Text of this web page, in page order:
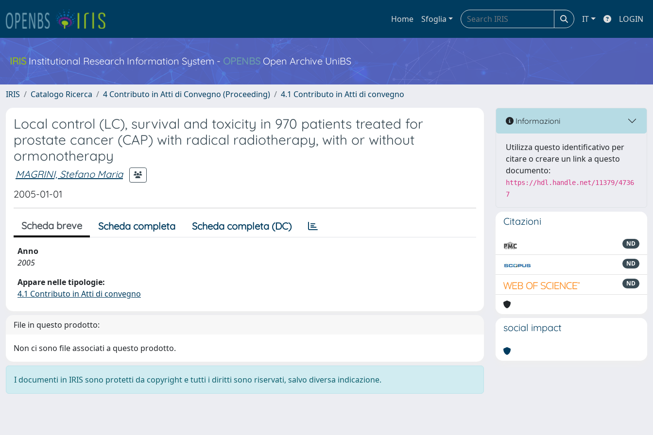
Home Sfoglia IT LOGIN
IRIS Institutional Research Information System - OPENBS Open Archive UniBS
IRIS Catalogo Ricerca 4 Contributo in Atti di Convegno (Proceeding) 4.1 Contributo in Atti di convegno
Local control (LC), survival and toxicity in 970 patients treated for
prostate cancer (CAP) with radical radiotherapy, with or without
ormonotherapy
MAGRINI, Stefano Maria
2005-01-01
Scheda breve Scheda completa Scheda completa (DC)
Anno
2005
Appare nelle tipologie:
4.1 Contributo in Atti di convegno
File in questo prodotto:
Non ci sono file associati a questo prodotto.
I documenti in IRIS sono protetti da copyright e tutti i diritti sono riservati, salvo diversa indicazione.
Informazioni
Utilizza questo identificativo per
citare o creare un link a questo
documento:
https://hdl.handle.net/11379/4736
7
Citazioni
ND
ND
ND
social impact